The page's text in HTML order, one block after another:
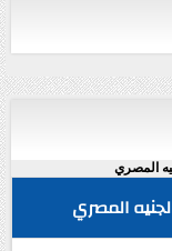
المصري
المصري